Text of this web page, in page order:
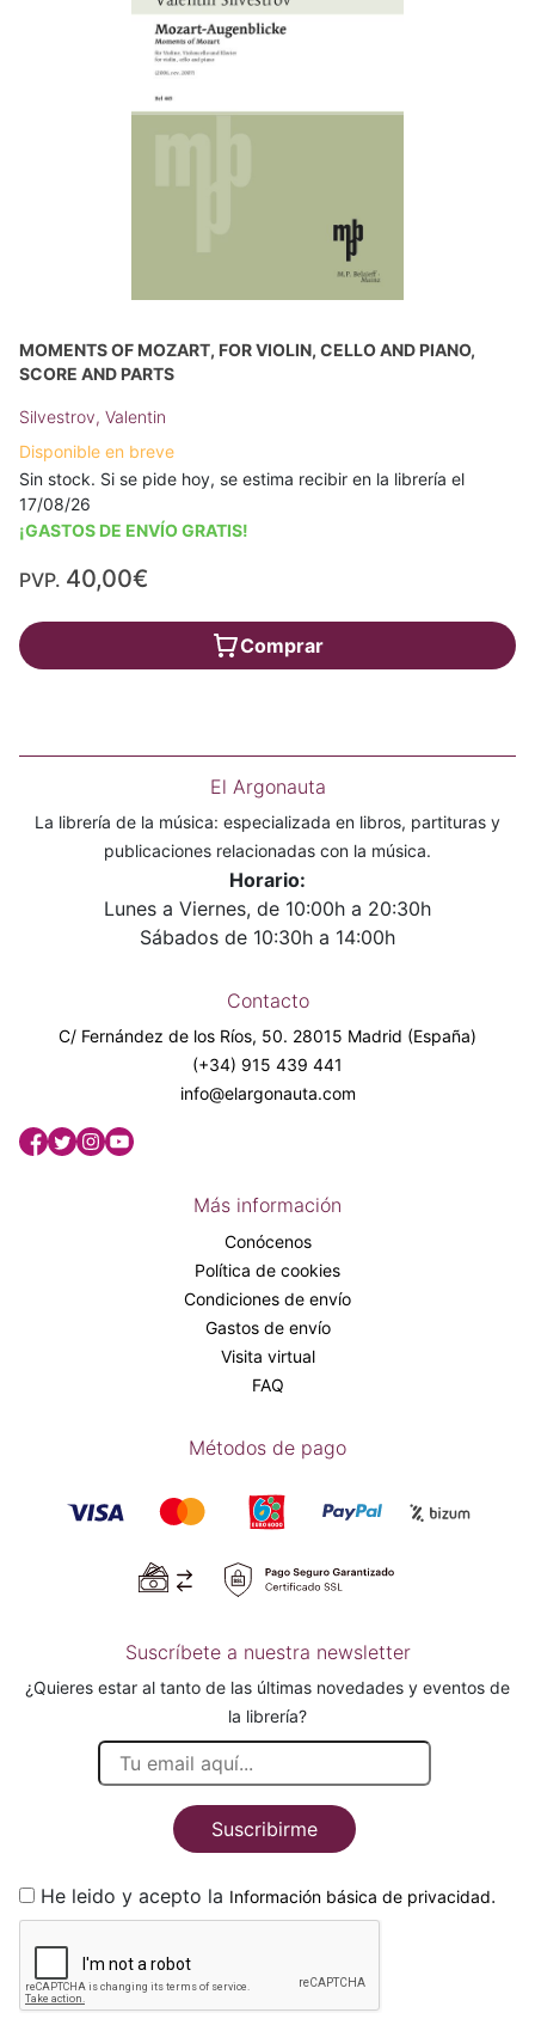
MOMENTS OF MOZART, FOR VIOLIN, CELLO AND PIANO,
SCORE AND PARTS
Silvestrov, Valentin
Disponible en breve
Sin stock. Si se pide hoy, se estima recibir en la librería el
17/08/26
¡GASTOS DE ENVÍO GRATIS!
PVP. 40,00€
Comprar
El Argonauta
La librería de la música: especializada en libros, partituras y
publicaciones relacionadas con la música.
Horario:
Lunes a Viernes, de 10:00h a 20:30h
Sábados de 10:30h a 14:00h
Contacto
C/ Fernández de los Ríos, 50. 28015 Madrid (España)
(+34) 915 439 441
info@elargonauta.com
Más información
Conócenos
Política de cookies
Condiciones de envío
Gastos de envío
Visita virtual
FAQ
Métodos de pago
Suscríbete a nuestra newsletter
¿Quieres estar al tanto de las últimas novedades y eventos de
la librería?
Suscribirme
He leido y acepto la Información básica de privacidad.